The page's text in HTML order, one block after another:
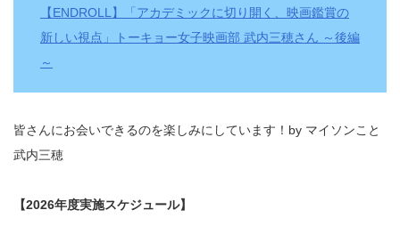
【ENDROLL】「アカデミックに切り開く、映画鑑賞の
新しい視点」トーキョー女子映画部 武内三穂さん ～後編
～
皆さんにお会いできるのを楽しみにしています！by マイソンこと
武内三穂
【2026年度実施スケジュール】